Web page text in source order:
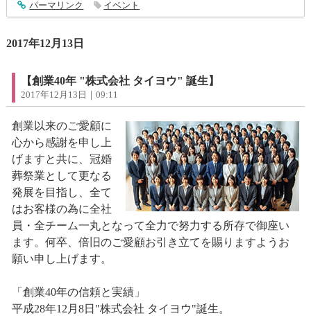
entry1192
パーマリンク イベント
2017年12月13日
【創業40年 "株式会社 タイヨウ" 誕生】
2017年12月13日｜09:11
創業以来のご愛顧に
心から感謝を申し上
げますと共に、冠婚
葬祭業として更なる
発展を目指し、全て
はお客様の為に全社
員・全チーム一丸となって全力で努力する所存で御座い
ます。何卒、倍旧のご愛顧お引き立てを賜りますようお
願い申し上げます。
「創業40年の信頼と実績」
平成28年12月8日"株式会社 タイヨウ"誕生。